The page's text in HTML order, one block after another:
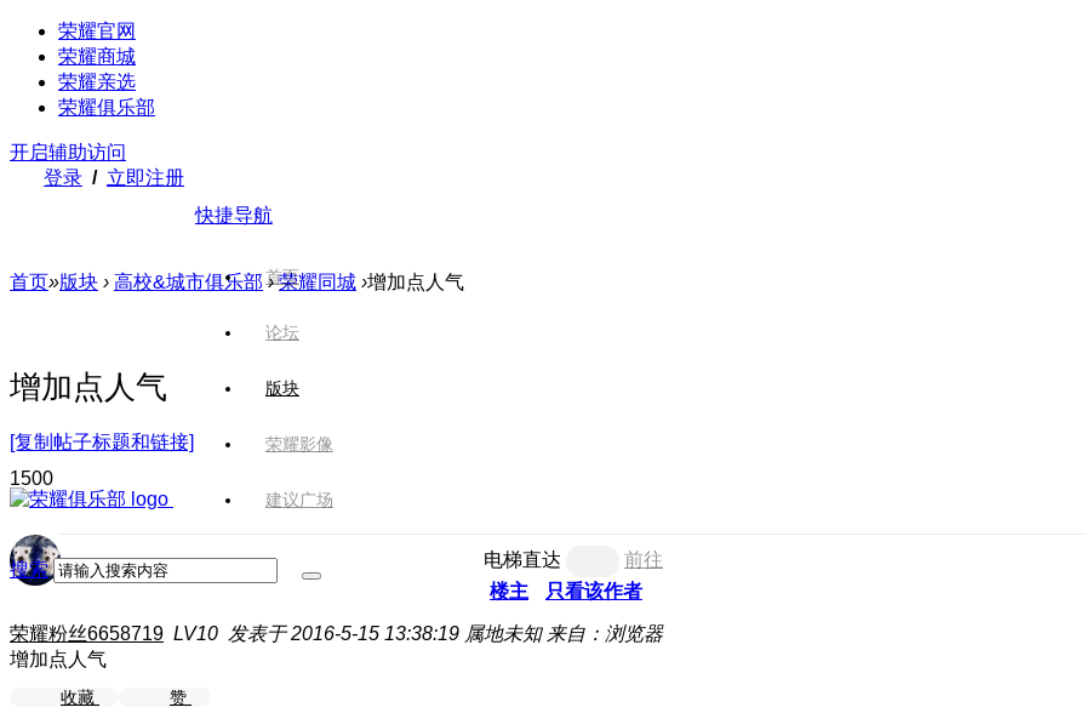
荣耀官网
荣耀商城
荣耀亲选
荣耀俱乐部
开启辅助访问
登录 / 立即注册
快捷导航
首页
论坛
版块
荣耀影像
建议广场
搜索
首页»版块 › 高校&城市俱乐部 › 荣耀同城 ›增加点人气
增加点人气
[复制帖子标题和链接]
1500
电梯直达
前往
楼主
只看该作者
荣耀粉丝6658719 LV10 发表于 2016-5-15 13:38:19 属地未知 来自：浏览器
增加点人气
收藏 赞